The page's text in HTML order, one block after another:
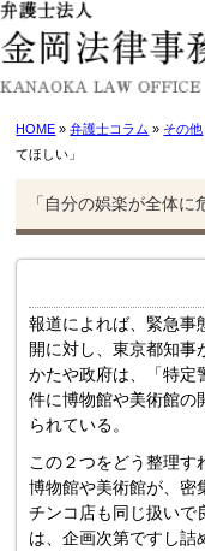
HOME »弁護士コラム » その他
てほしい」
「自分の娯楽が全体
報道によれば、緊急事
開に対し、東京都知事
かたや政府は、「特定
件に博物館や美術館の
られている。
この２つをどう整理す
博物館や美術館が、密
チンコ店も同じ扱いで
は、企画次第ですし詰